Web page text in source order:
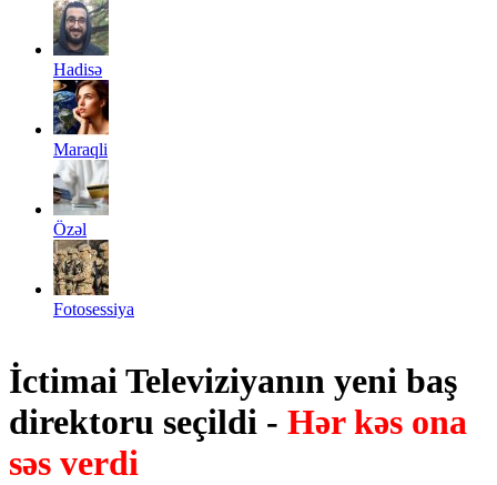
Hadisə
Maraqli
Özəl
Fotosessiya
İctimai Televiziyanın yeni baş
direktoru seçildi - Hər kəs ona
səs verdi